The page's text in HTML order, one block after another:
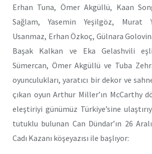
Erhan Tuna, Ömer Akgüllü, Kaan
Sağlam, Yasemin Yeşilgöz, Murat
Usanmaz, Erhan Özkoç, Gülnara
Başak Kalkan ve Eka Gelashvili
Sümercan, Ömer Akgüllü ve Tuba
oyunculukları, yaratıcı bir dekor ve
çıkan oyun Arthur Miller’ın McCarthy
eleştiriyi günümüz Türkiye’sine
tutuklu bulunan Can Dündar’ın 26
Cadı Kazanı köşeyazısı ile başlıyor: